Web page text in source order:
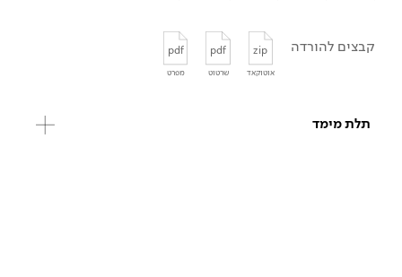
קבצים להורדה zip
אוטוקאד
pdf
שרטוט
pdf
מפרט
תלת מימד